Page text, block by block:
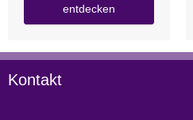
entdecken
Kontakt